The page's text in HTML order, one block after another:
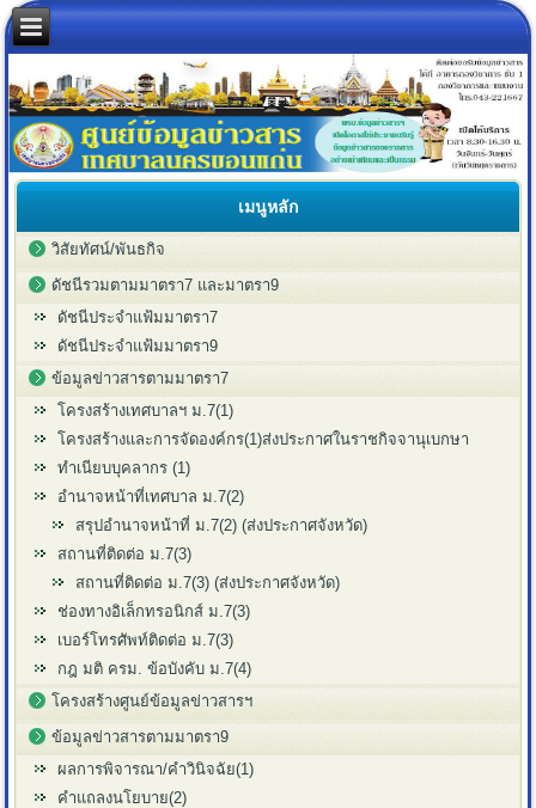
เมนูหลัก
วิสัยทัศน์/พันธกิจ
ดัชนีรวมตามมาตรา7 และมาตรา9
ดัชนีประจำแฟ้มมาตรา7
ดัชนีประจำแฟ้มมาตรา9
ข้อมูลข่าวสารตามมาตรา7
โครงสร้างเทศบาลฯ ม.7(1)
โครงสร้างและการจัดองค์กร(1)ส่งประกาศในราชกิจจานุเบกษา
ทำเนียบบุคลากร (1)
อำนาจหน้าที่เทศบาล ม.7(2)
สรุปอำนาจหน้าที่ ม.7(2) (ส่งประกาศจังหวัด)
สถานที่ติดต่อ ม.7(3)
สถานที่ติดต่อ ม.7(3) (ส่งประกาศจังหวัด)
ช่องทางอิเล็กทรอนิกส์ ม.7(3)
เบอร์โทรศัพท์ติดต่อ ม.7(3)
กฎ มติ ครม. ข้อบังคับ ม.7(4)
โครงสร้างศูนย์ข้อมูลข่าวสารฯ
ข้อมูลข่าวสารตามมาตรา9
ผลการพิจารณา/คำวินิจฉัย(1)
คำแถลงนโยบาย(2)